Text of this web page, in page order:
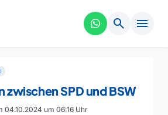
search menu
zwischen SPD und BSW
04.10.2024 um 06:16 Uhr